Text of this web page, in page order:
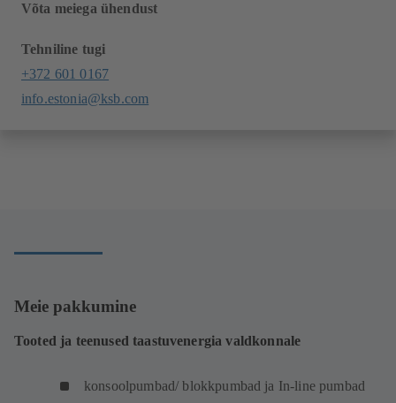
Võta meiega ühendust
Tehniline tugi
+372 601 0167
info.estonia@ksb.com
Meie pakkumine
Tooted ja teenused taastuvenergia valdkonnale
konsoolpumbad/ blokkpumbad ja In-line pumbad